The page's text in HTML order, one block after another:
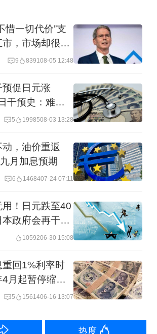
据推迟发布，市场将关注
10月消费者信心指数。此
还将重点关注美联储在决议
富管理美国高级经济师崔晓
者表示，美国经济正面临
劳动力市场显露疲态，但
保持韧性。今年多重因素交
策、“大而美法案”（"One
Bill"）、财富积累不均、限
”的概念颇具启发性，即不
和产业之间的经济表现显著
惜一切代价”支
，市场却很担
9 839108-05 12:48
促日元涨
干预史：难逆
5 1998508-03 13:28
，油价重返
月加息预期
6 1468407-24 07:11
！日元跌至40
政府会再干预
1059206-30 15:08
重回1%利率时
月起暂停缩减
续关注日元
5 1561406-16 13:07
热度